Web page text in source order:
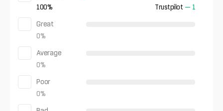
100% Trustpilot — 1
Great
0%
Average
0%
Poor
0%